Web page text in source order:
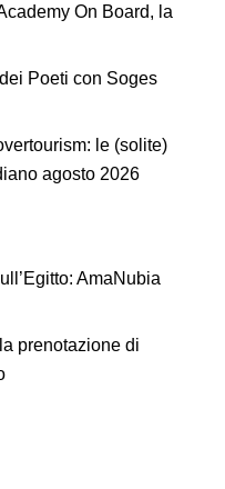
On Board, la
Poeti con Soges
le (solite)
agosto 2026
AmaNubia
prenotazione di